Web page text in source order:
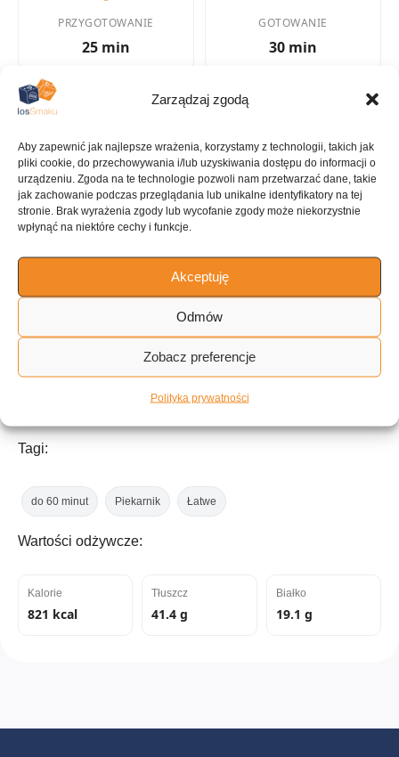
Zarządzaj zgodą
Aby zapewnić jak najlepsze wrażenia, korzystamy z technologii, takich jak
pliki cookie, do przechowywania i/lub uzyskiwania dostępu do informacji o
urządzeniu. Zgoda na te technologie pozwoli nam przetwarzać dane, takie
jak zachowanie podczas przeglądania lub unikalne identyfikatory na tej
stronie. Brak wyrażenia zgody lub wycofanie zgody może niekorzystnie
wpłynąć na niektóre cechy i funkcje.
Akceptuję
Odmów
Zobacz preferencje
Polityka prywatności
PRZYGOTOWANIE
25 min
GOTOWANIE
30 min
821 kcal Śniadanie
KUCHNIA
Desery
ILOŚĆ PORCJI
6 porcji
Tagi:
do 60 minut Piekarnik Łatwe
Wartości odżywcze:
Kalorie
821 kcal
Tłuszcz
41.4 g
Białko
19.1 g